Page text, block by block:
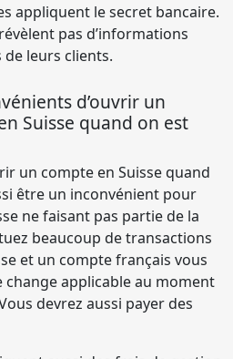
appliquent le secret bancaire.
pas d’informations
leurs clients.
d’ouvrir un
Suisse quand on est
un compte en Suisse quand
être un inconvénient pour
ne faisant pas partie de la
beaucoup de transactions
et un compte français vous
change applicable au moment
devrez aussi payer des